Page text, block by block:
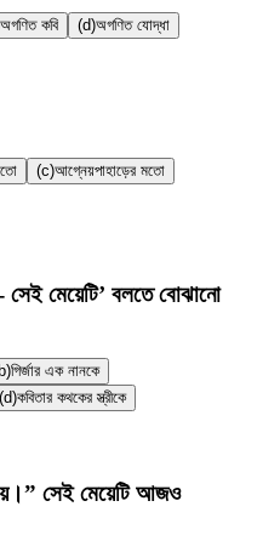
অগণিত কবি (d)অগণিত যোদ্ধা
(c)আগ্নেয়পাহাড়ের মতো
মেয়েটি’ বলতে বোঝানো
গির্জার এক নানকে
(d)কবিতার কথকের স্ত্রীকে
সেই মেয়েটি আজও